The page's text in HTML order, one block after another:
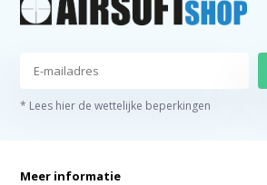
* Lees hier de wettelijke beperkingen
Meer informatie